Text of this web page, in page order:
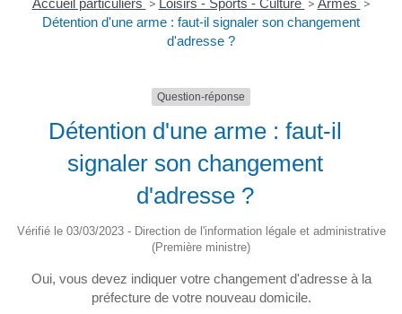
Accueil particuliers > Loisirs - Sports - Culture > Armes >
Détention d'une arme : faut-il signaler son changement
d'adresse ?
Question-réponse
Détention d'une arme : faut-il
signaler son changement
d'adresse ?
Vérifié le 03/03/2023 - Direction de l'information légale et administrative
(Première ministre)
Oui, vous devez indiquer votre changement d'adresse à la
préfecture de votre nouveau domicile.